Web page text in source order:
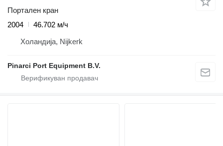
Портален кран
2004
46.702 м/ч
Холандија, Nijkerk
Pinarci Port Equipment B.V.